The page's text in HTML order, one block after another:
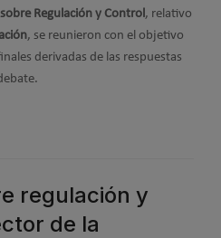
Regulación y Control, relativo
, se reunieron con el objetivo
derivadas de las respuestas
regulación y
de la